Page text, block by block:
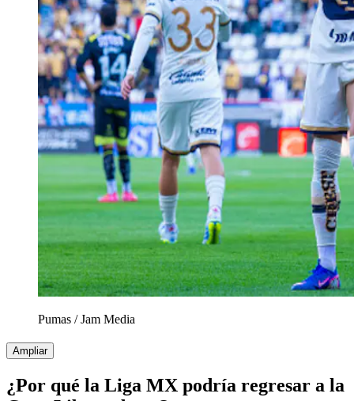
Pumas /Jam Media
Ampliar
¿Por qué la Liga MX podría regresar a la